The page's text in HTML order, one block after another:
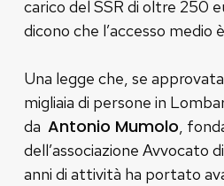
carico del SSR di oltre 250
dicono che l’accesso medio
Una legge che, se
migliaia di persone in
da Antonio Mumolo,
dell’associazione Avvocato
anni di attività ha portato